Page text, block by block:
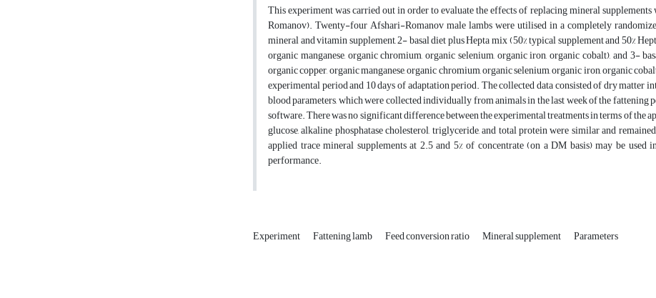
This experiment was carried out in order to evaluate the effects of replacing mineral
Romanov). Twenty-four Afshari-Romanov male lambs were utilised in a completely
mineral and vitamin supplement, 2- basal diet plus Hepta mix (50% typical supplement and 50%
organic manganese, organic chromium, organic selenium, organic iron, organic cobalt), and 3-
organic copper, organic manganese, organic chromium, organic selenium, organic iron, organic
experimental period and 10 days of adaptation period. The collected data consisted of dry matter
blood parameters, which were collected individually from animals in the last week of the
software. There was no significant difference between the experimental treatments in terms of
glucose, alkaline phosphatase cholesterol, triglyceride, and total protein were similar and
applied trace mineral supplements at 2.5 and 5% of concentrate (on a DM basis) may be
performance.
Experiment Fattening lamb Feed conversion ratio Mineral supplement Parameters